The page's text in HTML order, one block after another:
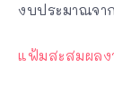
งบประมาณจาก
แฟ้มสะสมผล